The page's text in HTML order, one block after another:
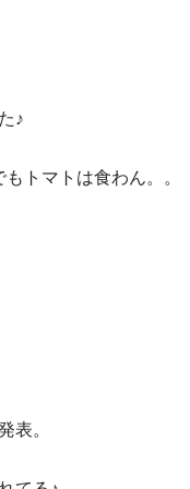
♪
トマトは食わん。。
表。